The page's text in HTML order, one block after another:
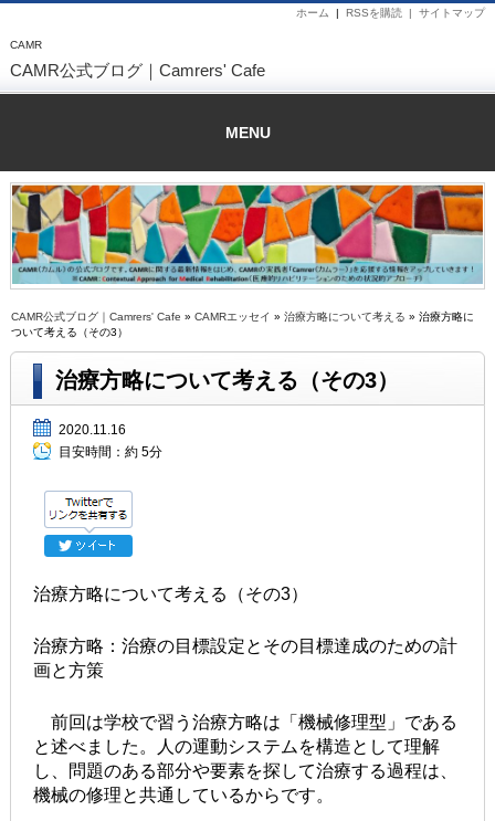
CAMR
サイトマップ
RSSを購読 |
ホーム |
CAMR公式ブログ｜Camrers' Cafe
MENU
CAMR公式ブログ｜Camrers' Cafe » CAMRエッセイ » 治療方略について考える » 治療方略に
ついて考える（その3）
治療方略について考える（その3）
2020.11.16
目安時間： 約 5分
治療方略について考える（その3）
治療方略：治療の目標設定とその目標達成のための計
画と方策
前回は学校で習う治療方略は「機械修理型」である
と述べました。人の運動システムを構造として理解
し、問題のある部分や要素を探して治療する過程は、
機械の修理と共通しているからです。